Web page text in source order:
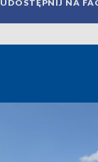
UDOSTĘPNIJ NA